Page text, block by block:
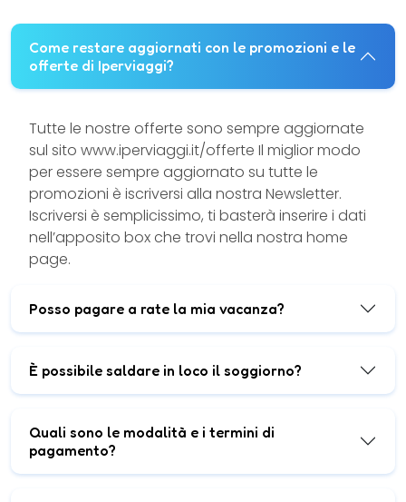
Come restare aggiornati con le promozioni e le
offerte di Iperviaggi?
Tutte le nostre offerte sono sempre aggiornate
sul sito www.iperviaggi.it/offerte Il miglior modo
per essere sempre aggiornato su tutte le
promozioni è iscriversi alla nostra Newsletter.
Iscriversi è semplicissimo, ti basterà inserire i dati
nell’apposito box che trovi nella nostra home
page.
Posso pagare a rate la mia vacanza?
È possibile saldare in loco il soggiorno?
Quali sono le modalità e i termini di
pagamento?